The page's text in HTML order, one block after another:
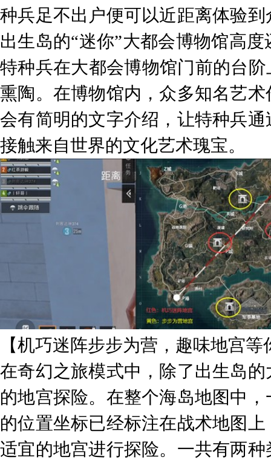
种兵足不出户便可以近距离体验
出生岛的“迷你”大都会博物馆高
特种兵在大都会博物馆门前的台
熏陶。在博物馆内，众多知名艺
会有简明的文字介绍，让特种兵
接触来自世界的文化艺术瑰宝。
【机巧迷阵步步为营，趣味地宫等
在奇幻之旅模式中，除了出生岛
的地宫探险。在整个海岛地图中
的位置坐标已经标注在战术地图
适宜的地宫进行探险。一共有两